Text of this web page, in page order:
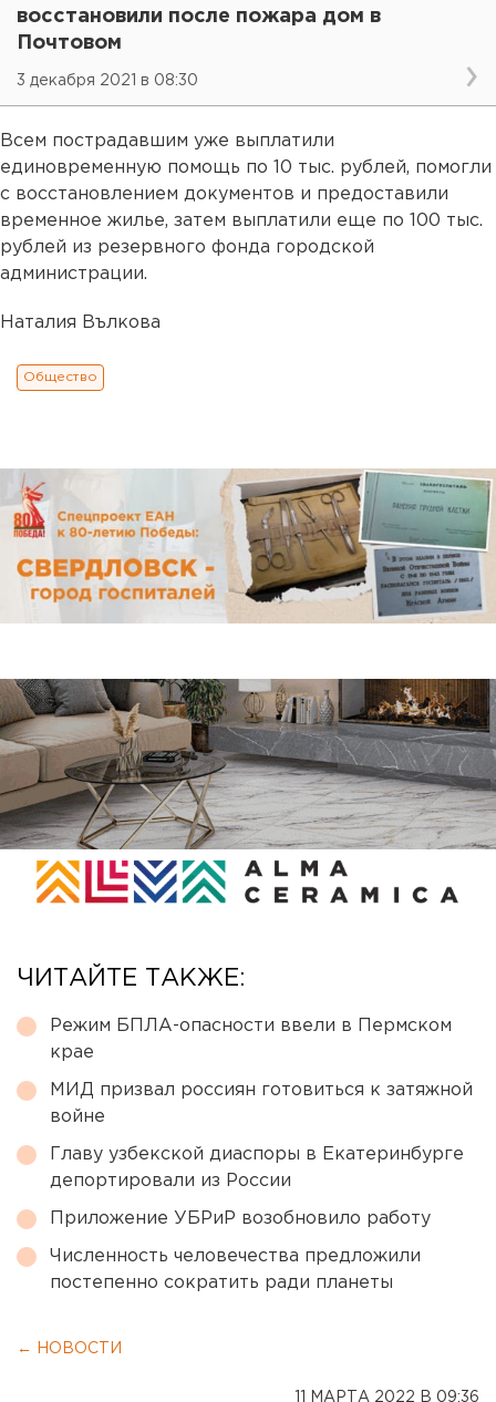
восстановили после пожара дом в
Почтовом
3 декабря 2021 в 08:30
Всем пострадавшим уже выплатили
единовременную помощь по 10 тыс. рублей, помогли
с восстановлением документов и предоставили
временное жилье, затем выплатили еще по 100 тыс.
рублей из резервного фонда городской
администрации.
Наталия Вълкова
Общество
ЧИТАЙТЕ ТАКЖЕ:
Режим БПЛА-опасности ввели в Пермском
крае
МИД призвал россиян готовиться к затяжной
войне
Главу узбекской диаспоры в Екатеринбурге
депортировали из России
Приложение УБРиР возобновило работу
Численность человечества предложили
постепенно сократить ради планеты
← НОВОСТИ
11 МАРТА 2022 В 09:36